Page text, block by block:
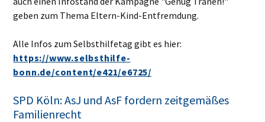
geben zum Thema Eltern-Kind-Entfremdung.
Alle Infos zum Selbsthilfetag gibt es hier:
https://www.selbsthilfe-
bonn.de/content/e421/e6725/
SPD Köln: AsJ und AsF fordern zeitgemäßes
Familienrecht